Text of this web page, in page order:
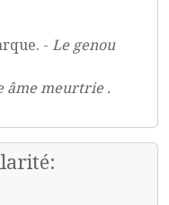
- Le genou
âme meurtrie .